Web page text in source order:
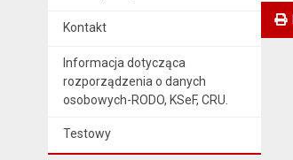
Kontakt
Informacja dotycząca
rozporządzenia o danych
osobowych-RODO, KSeF, CRU.
Testowy